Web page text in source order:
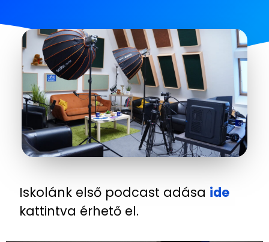
Iskolánk első podcast adása ide
kattintva érhető el.